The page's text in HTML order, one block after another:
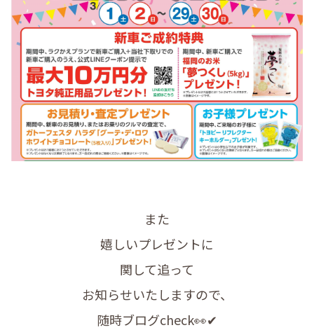
また
嬉しいプレゼントに
関して追って
お知らせいたしますので、
随時ブログcheck👀✔